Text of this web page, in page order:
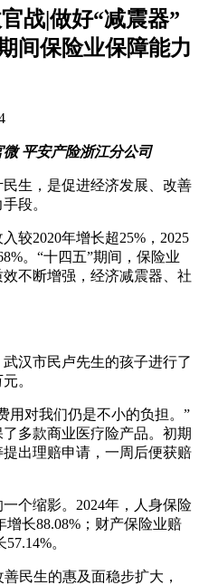
战|做好“减震器”
间保险业保障能力
平安产险浙江分公司
生，是促进经济发展、改善
段。
较2020年增长超25%，2025
。“十四五”期间，保险业
不断增强，经济减震器、社
汉市民卢先生的孩子进行了
。
用对我们仍是不小的负担。”
多款商业医疗险产品。初期
出理赔申请，一周后便获赔
个缩影。2024年，人身保险
增长88.08%；财产保险业赔
。
民生的惠及面稳步扩大，